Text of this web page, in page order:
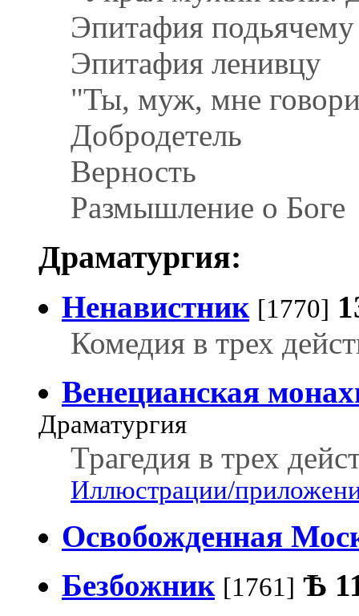
Эпитафия подьячему
Эпитафия ленивцу
"Ты, муж, мне
Добродетель
Верность
Размышление о Боге
Драматургия:
Ненавистник [1770]
Комедия в трех
Венецианская
Драматургия
Трагедия в трех
Иллюстрации/
Освобожденная
Безбожник [1761] Ѣ